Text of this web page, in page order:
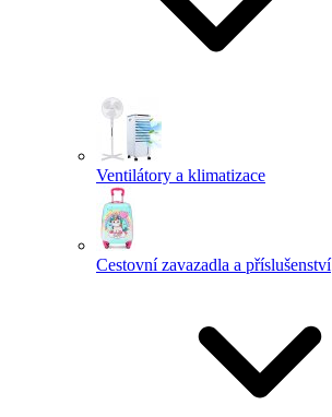
Ventilátory a klimatizace
Cestovní zavazadla a příslušenství